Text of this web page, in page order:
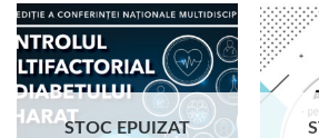
STOC EPUIZAT